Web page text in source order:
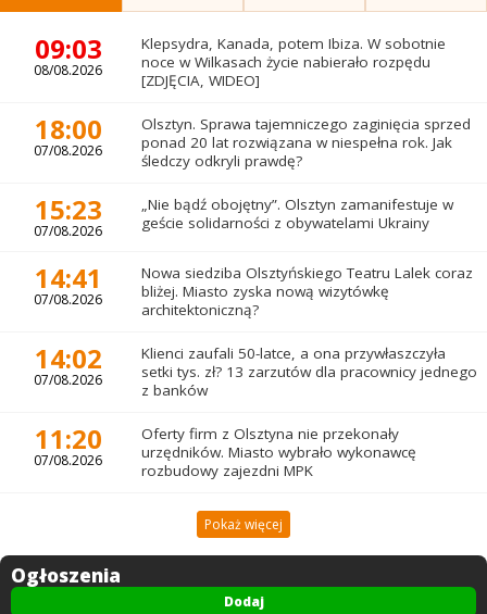
09:03
08/08.2026
Klepsydra, Kanada, potem Ibiza. W sobotnie
noce w Wilkasach życie nabierało rozpędu
[ZDJĘCIA, WIDEO]
18:00
07/08.2026
Olsztyn. Sprawa tajemniczego zaginięcia sprzed
ponad 20 lat rozwiązana w niespełna rok. Jak
śledczy odkryli prawdę?
15:23
07/08.2026
„Nie bądź obojętny”. Olsztyn zamanifestuje w
geście solidarności z obywatelami Ukrainy
14:41
07/08.2026
Nowa siedziba Olsztyńskiego Teatru Lalek coraz
bliżej. Miasto zyska nową wizytówkę
architektoniczną?
14:02
07/08.2026
Klienci zaufali 50-latce, a ona przywłaszczyła
setki tys. zł? 13 zarzutów dla pracownicy jednego
z banków
11:20
07/08.2026
Oferty firm z Olsztyna nie przekonały
urzędników. Miasto wybrało wykonawcę
rozbudowy zajezdni MPK
Pokaż więcej
Ogłoszenia
Dodaj